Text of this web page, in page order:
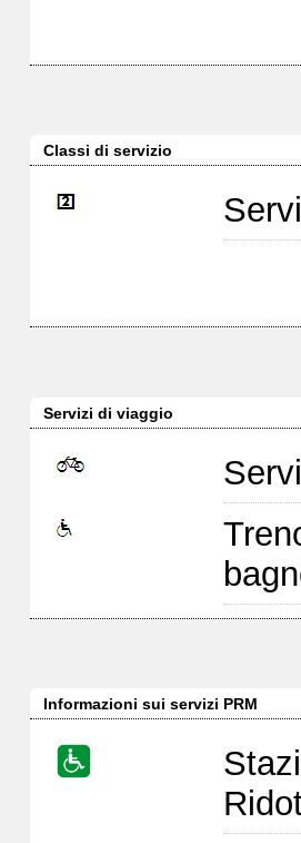
Classi di servizio
Servizi di viaggio
Informazioni sui servizi PRM